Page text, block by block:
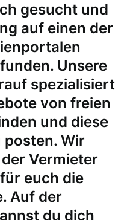
gesucht und
auf einen der
Unsere
spezialisiert
von freien
und diese
Wir
Vermieter
euch die
Auf der
du dich